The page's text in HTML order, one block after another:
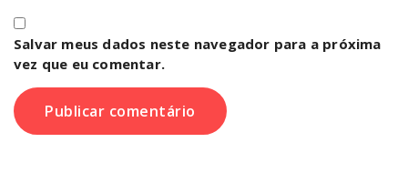
Salvar meus dados neste navegador para a próxima
vez que eu comentar.